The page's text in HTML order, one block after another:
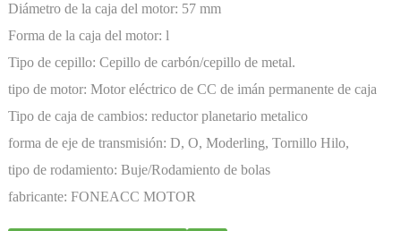
Diámetro de la caja del motor: 57 mm
Forma de la caja del motor: l
Tipo de cepillo: Cepillo de carbón/cepillo de metal.
tipo de motor: Motor eléctrico de CC de imán permanente de caja
de cambios en miniatura
Tipo de caja de cambios: reductor planetario metalico
forma de eje de transmisión: D, O, Moderling, Tornillo Hilo,
Personalización
tipo de rodamiento: Buje/Rodamiento de bolas
fabricante: FONEACC MOTOR